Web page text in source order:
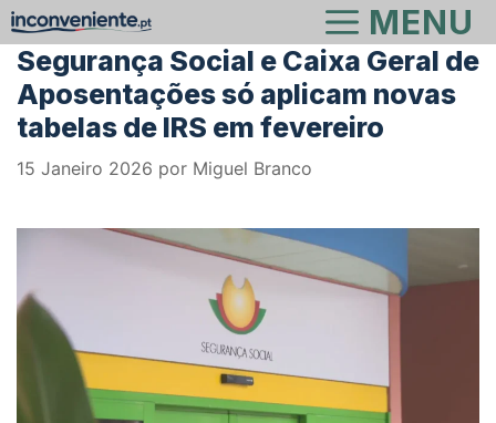
Saltar
para
conteúdo
MENU
Segurança Social e Caixa Geral de
Aposentações só aplicam novas
tabelas de IRS em fevereiro
15 Janeiro 2026 por Miguel Branco